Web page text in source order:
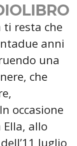
resta che
anni
una
che
occasione
allo
luglio